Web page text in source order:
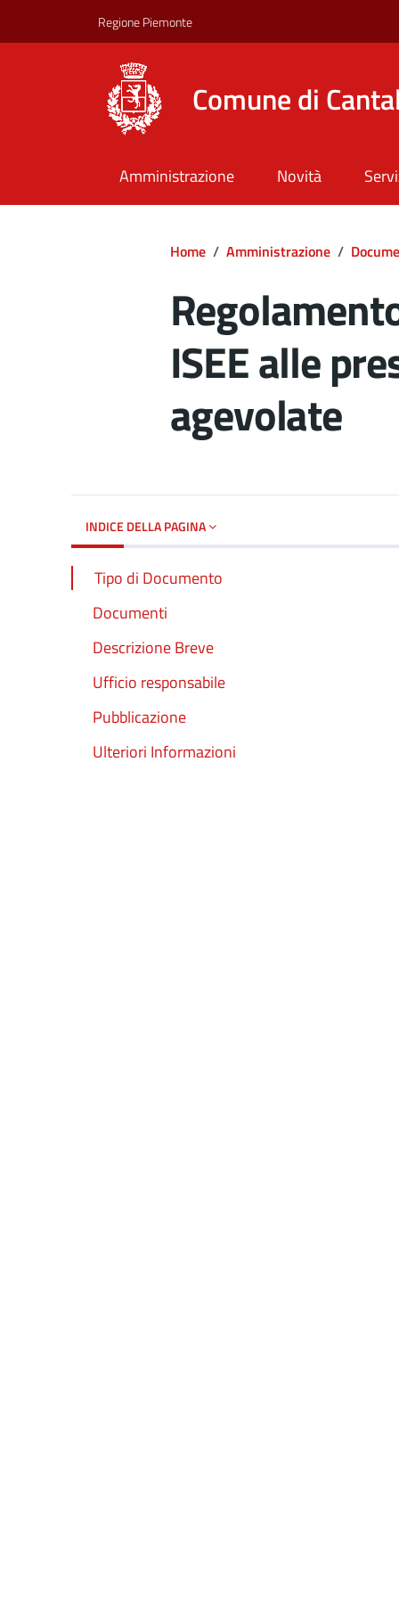
Regione Piemonte
Comune di
Amministrazione Novità
Home / Amministrazione /
ISEE alle
agevolate
INDICE DELLA PAGINA
Tipo di Documento
Documenti
Descrizione Breve
Ufficio responsabile
Pubblicazione
Ulteriori Informazioni